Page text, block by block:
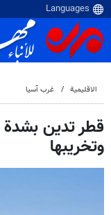
الاقلیمیة غرب آسیا
قطر تدين بشدة
وتخريبها